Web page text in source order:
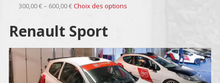
300,00 € – 600,00 €Choix des options
Renault Sport